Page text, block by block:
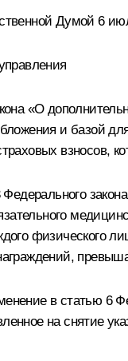
Думой 6
«О
и базой
взносов,
Федерального
физического
в статью 6
на снятие